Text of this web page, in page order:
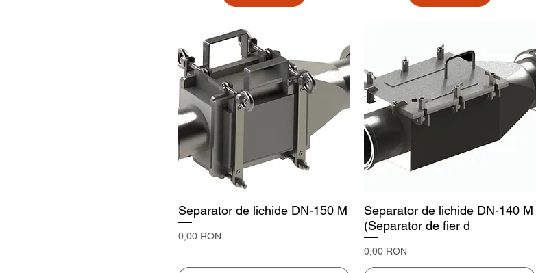
Separator de lichide DN-150 M
Preț
0,00 RON
Separator de lichide DN-140 M
(Separator de fier d
Preț
0,00 RON